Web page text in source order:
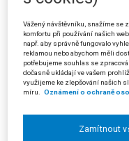
listinám, které byly při
soudu, že žalovaný
pozemek považovat za
vycházel z výkladu
veřejného ochránce
krajských úřadů v dané
že komunikace se mezi
základě uvedeného
Vážený návštěvníku, snažíme se
komfortu při používání našich
např. aby správně fungovalo
reklamou nebo abychom měli
potřebujeme souhlas se
dočasně ukládají ve vašem
využijeme ke zlepšování našich
míru. Oznámení o ochraně
Zamítnout